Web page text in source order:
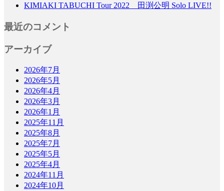
KIMIAKI TABUCHI Tour 2022 田渕公明 Solo LIVE!!
最近のコメント
アーカイブ
2026年7月
2026年5月
2026年4月
2026年3月
2026年1月
2025年11月
2025年8月
2025年7月
2025年5月
2025年4月
2024年11月
2024年10月